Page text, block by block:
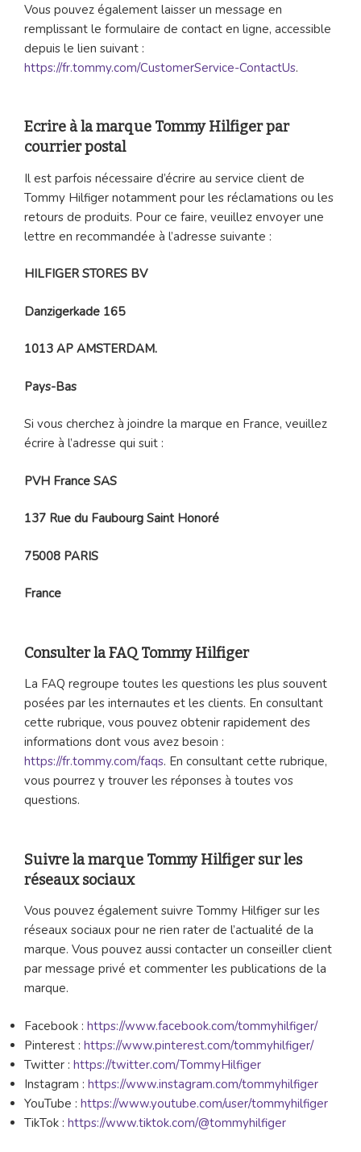
Vous pouvez également laisser un message en
remplissant le formulaire de contact en ligne, accessible
depuis le lien suivant :
https://fr.tommy.com/CustomerService-ContactUs.
Ecrire à la marque Tommy Hilfiger par
courrier postal
Il est parfois nécessaire d’écrire au service client de
Tommy Hilfiger notamment pour les réclamations ou les
retours de produits. Pour ce faire, veuillez envoyer une
lettre en recommandée à l’adresse suivante :
HILFIGER STORES BV
Danzigerkade 165
1013 AP AMSTERDAM.
Pays-Bas
Si vous cherchez à joindre la marque en France, veuillez
écrire à l’adresse qui suit :
PVH France SAS
137 Rue du Faubourg Saint Honoré
75008 PARIS
France
Consulter la FAQ Tommy Hilfiger
La FAQ regroupe toutes les questions les plus souvent
posées par les internautes et les clients. En consultant
cette rubrique, vous pouvez obtenir rapidement des
informations dont vous avez besoin :
https://fr.tommy.com/faqs. En consultant cette rubrique,
vous pourrez y trouver les réponses à toutes vos
questions.
Suivre la marque Tommy Hilfiger sur les
réseaux sociaux
Vous pouvez également suivre Tommy Hilfiger sur les
réseaux sociaux pour ne rien rater de l’actualité de la
marque. Vous pouvez aussi contacter un conseiller client
par message privé et commenter les publications de la
marque.
Facebook : https://www.facebook.com/tommyhilfiger/
Pinterest : https://www.pinterest.com/tommyhilfiger/
Twitter : https://twitter.com/TommyHilfiger
Instagram : https://www.instagram.com/tommyhilfiger
YouTube : https://www.youtube.com/user/tommyhilfiger
TikTok : https://www.tiktok.com/@tommyhilfiger